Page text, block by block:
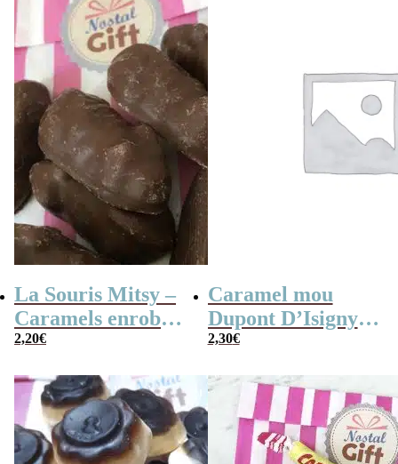
La Souris Mitsy –
Caramels enrobés
de chocolat au lait
2,20€
Caramel mou
Dupont D’Isigny
saveur noisette
2,30€